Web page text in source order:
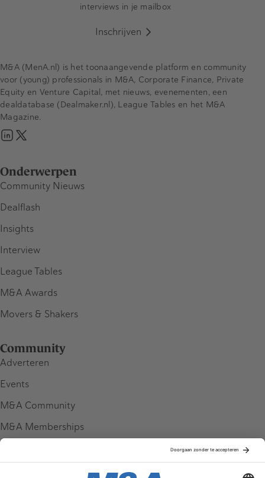
interviews in je mailbox
Inschrijven
Onderwerpen
Community Nieuws
Dealflash
Insights
Interview
League Tables
M&A Awards
Movers & Shakers
Community
Adverteren
Events
M&A Community
M&A Memberships
M&A (MenA.nl) is het toonaangevende platform en community
voor (young) professionals in M&A, Corporate Finance, Private
Equity en Venture Capital, met nieuws, evenementen, een
dealdatabase (Dealmaker.nl), League Tables en het M&A
Magazine.